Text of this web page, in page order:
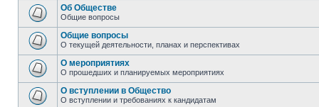
Об Обществе
Общие вопросы
Общие вопросы
О текущей деятельности, планах и перспективах
О мероприятиях
О прошедших и планируемых мероприятиях
О вступлении в Общество
О вступлении и требованиях к кандидатам